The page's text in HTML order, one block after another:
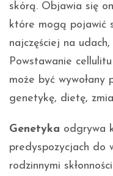
skórą. Objawia się
które mogą pojawić
najczęściej na
Powstawanie
może być wywołany
genetykę, dietę,
Genetyka odgrywa
predyspozycjach do
rodzinnymi